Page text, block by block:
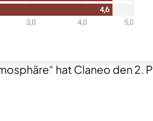
hat Claneo den 2.